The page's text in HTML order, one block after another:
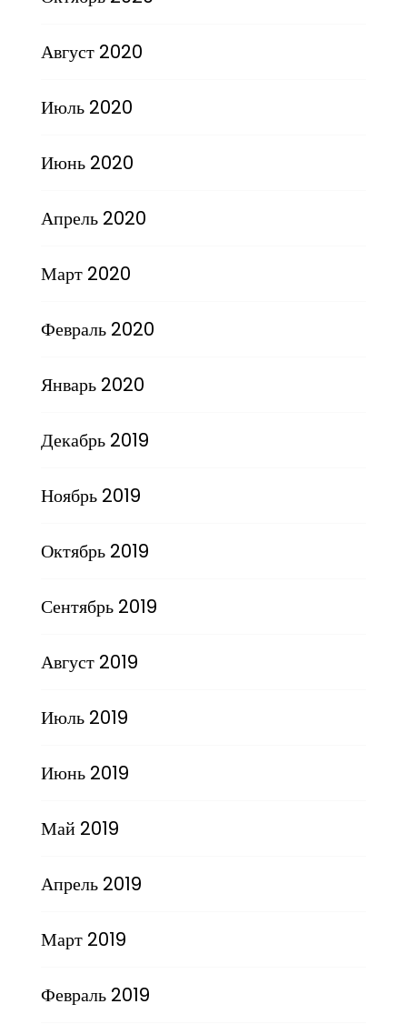
Август 2020
Июль 2020
Июнь 2020
Апрель 2020
Март 2020
Февраль 2020
Январь 2020
Декабрь 2019
Ноябрь 2019
Октябрь 2019
Сентябрь 2019
Август 2019
Июль 2019
Июнь 2019
Май 2019
Апрель 2019
Март 2019
Февраль 2019